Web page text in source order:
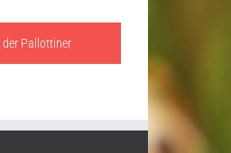
der Pallottiner